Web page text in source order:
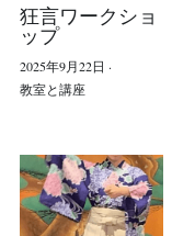
狂言ワークショ
ップ
2025年9月22日 ·
教室と講座